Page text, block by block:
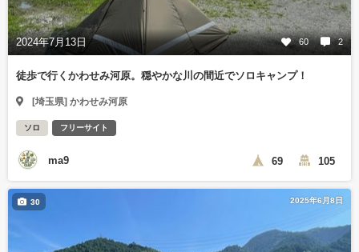
2024年7月13日 60 2
徒歩で行くかわせみ河原。穏やかな川の間近でソロキャンプ！
[埼玉県] かわせみ河原
ソロ フリーサイト
ma9 69 105
2025年6月8日
30